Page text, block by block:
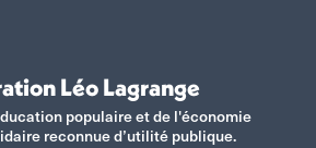
Léo Lagrange
populaire et de l'économie
reconnue d’utilité publique.